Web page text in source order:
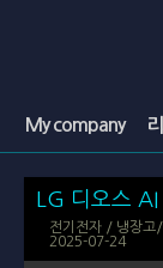
My company
LG 디오스
전기전자 / 냉장고
2025-07-24